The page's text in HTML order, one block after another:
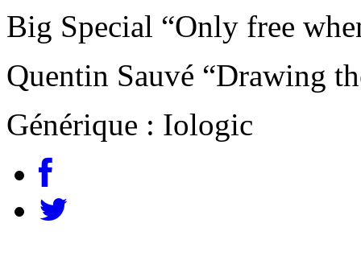
Big Special “Only free
Quentin Sauvé “Drawing
Générique : Iologic